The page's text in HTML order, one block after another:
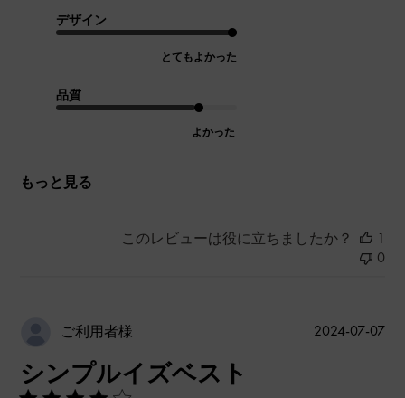
デザイン
とてもよかった
品質
よかった
もっと見る
このレビューは役に立ちましたか？
1
0
ご利用者様
シンプルイズベスト
公
2024-07-07